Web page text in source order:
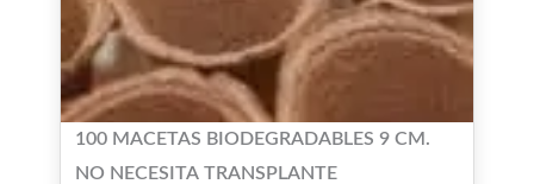
100 MACETAS BIODEGRADABLES 9 CM.
NO NECESITA TRANSPLANTE